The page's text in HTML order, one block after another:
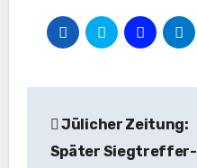
Jülicher Zeitung:
Später Siegtreffer-